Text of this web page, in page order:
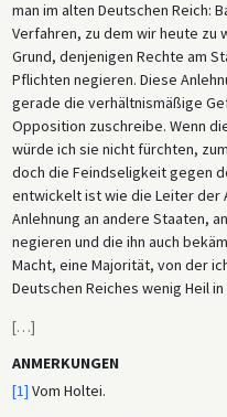
man im alten Deutschen Reich:
Verfahren, zu dem wir heute zu
Grund, denjenigen Rechte am
Pflichten negieren. Diese
gerade die verhältnismäßige
Opposition zuschreibe. Wenn
würde ich sie nicht fürchten,
doch die Feindseligkeit gegen
entwickelt ist wie die Leiter der
Anlehnung an andere Staaten,
negieren und die ihn auch
Macht, eine Majorität, von der
Deutschen Reiches wenig Heil
[…]
ANMERKUNGEN
[1] Vom Holtei.